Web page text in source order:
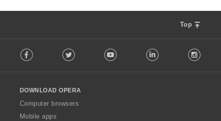
Top
o
w
O
p
Facebook Twitter Youtube LinkedIn
DOWNLOAD OPERA
Computer browsers
Mobile apps